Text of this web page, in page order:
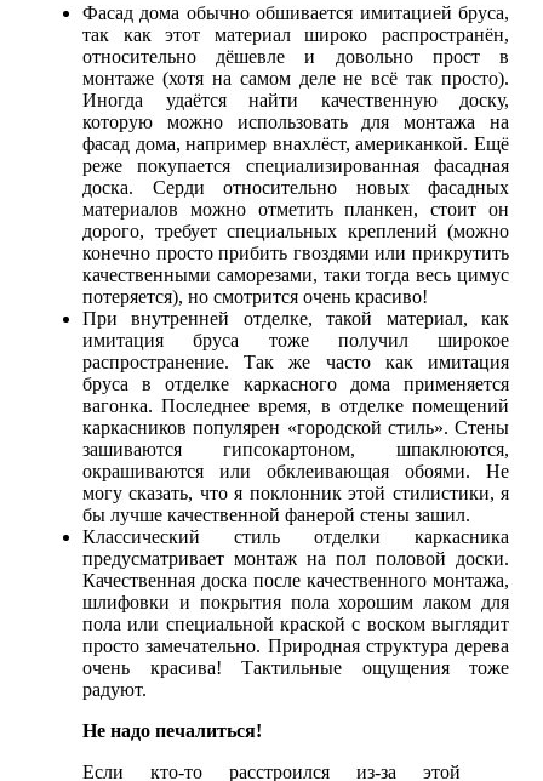
Фасад дома обычно обшивается имитацией бруса,
так как этот материал широко распространён,
относительно дёшевле и довольно прост в
монтаже (хотя на самом деле не всё так просто).
Иногда удаётся найти качественную доску,
которую можно использовать для монтажа на
фасад дома, например внахлёст, американкой. Ещё
реже покупается специализированная фасадная
доска. Серди относительно новых фасадных
материалов можно отметить планкен, стоит он
дорого, требует специальных креплений (можно
конечно просто прибить гвоздями или прикрутить
качественными саморезами, таки тогда весь цимус
потеряется), но смотрится очень красиво!
При внутренней отделке, такой материал, как
имитация бруса тоже получил широкое
распространение. Так же часто как имитация
бруса в отделке каркасного дома применяется
вагонка. Последнее время, в отделке помещений
каркасников популярен «городской стиль». Стены
зашиваются гипсокартоном, шпаклюются,
окрашиваются или обклеивающая обоями. Не
могу сказать, что я поклонник этой стилистики, я
бы лучше качественной фанерой стены зашил.
Классический стиль отделки каркасника
предусматривает монтаж на пол половой доски.
Качественная доска после качественного монтажа,
шлифовки и покрытия пола хорошим лаком для
пола или специальной краской с воском выглядит
просто замечательно. Природная структура дерева
очень красива! Тактильные ощущения тоже
радуют.
Не надо печалиться!
Если кто-то расстроился из-за этой